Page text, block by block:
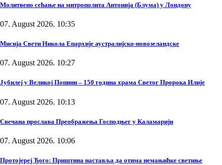
Молитвено сећање на митрополита Антонија (Блума) у Лондону
07. August 2026. 10:35
Мисија Свети Никола Епархије аустралијско-новозеландске
07. August 2026. 10:27
Јубилеј у Великој Попини – 150 година храма Светог Пророка Илије
07. August 2026. 10:13
Свечана прослава Преображења Господњег у Каламарији
07. August 2026. 10:06
Протојереј Ђого: Приштина наставља да отима немањићке светиње